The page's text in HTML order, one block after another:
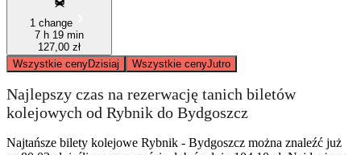
1 change
7 h 19 min
127,00 zł
Wszystkie cenyDzisiaj Wszystkie cenyJutro
Najlepszy czas na rezerwację tanich biletów
kolejowych od Rybnik do Bydgoszcz
Najtańsze bilety kolejowe Rybnik - Bydgoszcz można znaleźć już